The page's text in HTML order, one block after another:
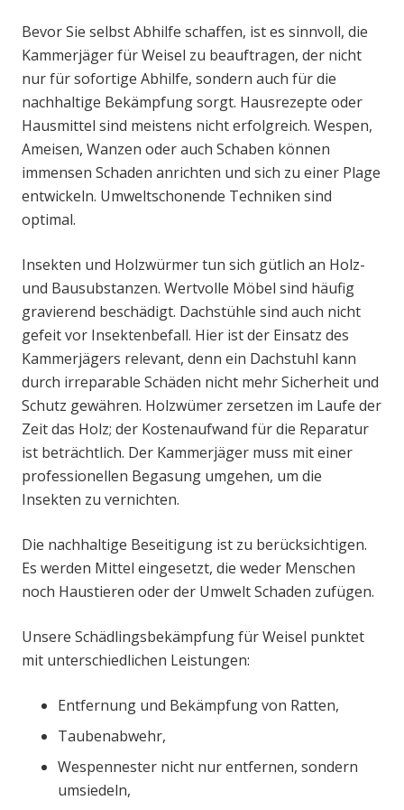
Bevor Sie selbst Abhilfe schaffen, ist es sinnvoll, die
Kammerjäger für Weisel zu beauftragen, der nicht
nur für sofortige Abhilfe, sondern auch für die
nachhaltige Bekämpfung sorgt. Hausrezepte oder
Hausmittel sind meistens nicht erfolgreich. Wespen,
Ameisen, Wanzen oder auch Schaben können
immensen Schaden anrichten und sich zu einer Plage
entwickeln. Umweltschonende Techniken sind
optimal.
Insekten und Holzwürmer tun sich gütlich an Holz-
und Bausubstanzen. Wertvolle Möbel sind häufig
gravierend beschädigt. Dachstühle sind auch nicht
gefeit vor Insektenbefall. Hier ist der Einsatz des
Kammerjägers relevant, denn ein Dachstuhl kann
durch irreparable Schäden nicht mehr Sicherheit und
Schutz gewähren. Holzwümer zersetzen im Laufe der
Zeit das Holz; der Kostenaufwand für die Reparatur
ist beträchtlich. Der Kammerjäger muss mit einer
professionellen Begasung umgehen, um die
Insekten zu vernichten.
Die nachhaltige Beseitigung ist zu berücksichtigen.
Es werden Mittel eingesetzt, die weder Menschen
noch Haustieren oder der Umwelt Schaden zufügen.
Unsere Schädlingsbekämpfung für Weisel punktet
mit unterschiedlichen Leistungen:
Entfernung und Bekämpfung von Ratten,
Taubenabwehr,
Wespennester nicht nur entfernen, sondern
umsiedeln,